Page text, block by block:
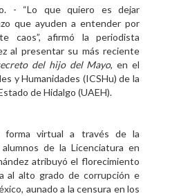
- “Lo que quiero es dejar
que ayuden a entender por
caos”, afirmó la periodista
al presentar su más reciente
del hijo del Mayo, en el
y Humanidades (ICSHu) de la
de Hidalgo (UAEH).
virtual a través de la
de la Licenciatura en
atribuyó el florecimiento
al alto grado de corrupción e
aunado a la censura en los